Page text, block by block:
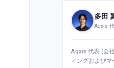
多田
Aqxis
Aqxis 代表 (会
ィングおよび